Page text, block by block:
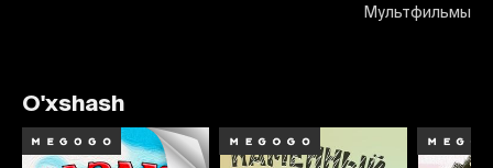
Мультфильмы
O'xshash